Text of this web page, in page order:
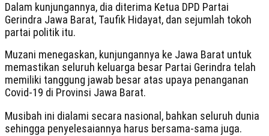
Dalam kunjungannya, dia diterima Ketua DPD Partai
Gerindra Jawa Barat, Taufik Hidayat, dan sejumlah tokoh
partai politik itu.
Muzani menegaskan, kunjungannya ke Jawa Barat untuk
memastikan seluruh keluarga besar Partai Gerindra telah
memiliki tanggung jawab besar atas upaya penanganan
Covid-19 di Provinsi Jawa Barat.
Musibah ini dialami secara nasional, bahkan seluruh dunia
sehingga penyelesaiannya harus bersama-sama juga.